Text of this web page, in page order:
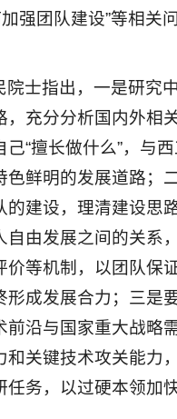
强团队建设”等相关
院士指出，一是研究
，充分分析国内外相
“擅长做什么”，与
色鲜明的发展道路；
的建设，理清建设思
自由发展之间的关系
价等机制，以团队保
形成发展合力；三是
前沿与国家重大战略
关键技术攻关能力
任务，以过硬本领加